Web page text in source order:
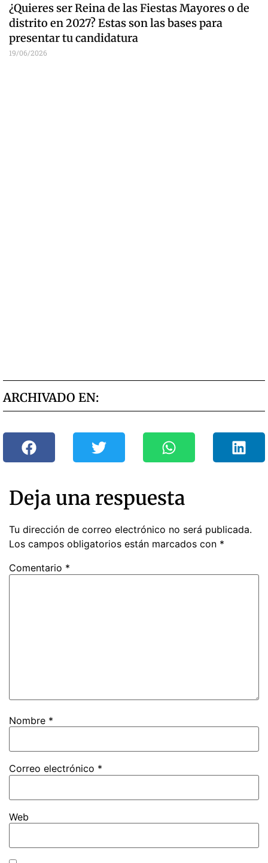
¿Quieres ser Reina de las Fiestas Mayores o de
distrito en 2027? Estas son las bases para
presentar tu candidatura
19/06/2026
ARCHIVADO EN:
Deja una respuesta
Tu dirección de correo electrónico no será publicada.
Los campos obligatorios están marcados con *
Comentario *
Nombre *
Correo electrónico *
Web